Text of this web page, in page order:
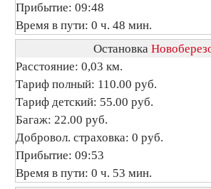
Прибытие: 09:48
Время в пути: 0 ч. 48 мин.
Остановка
Расстояние: 0,03 км.
Тариф полный: 110.00 руб.
Тариф детский: 55.00 руб.
Багаж: 22.00 руб.
Добровол. страховка: 0 руб.
Прибытие: 09:53
Время в пути: 0 ч. 53 мин.